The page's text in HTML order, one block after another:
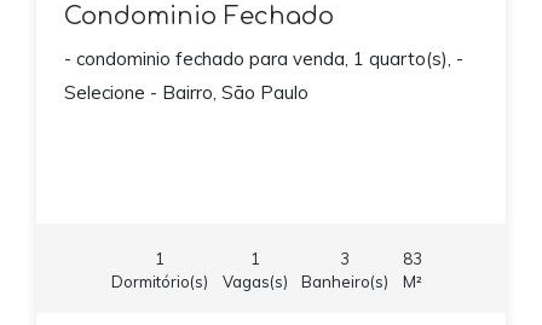
Condominio Fechado
- condominio fechado para venda, 1 quarto(s), -
Selecione - Bairro, São Paulo
1
Dormitório(s)
1
Vagas(s)
3
Banheiro(s)
83
M²